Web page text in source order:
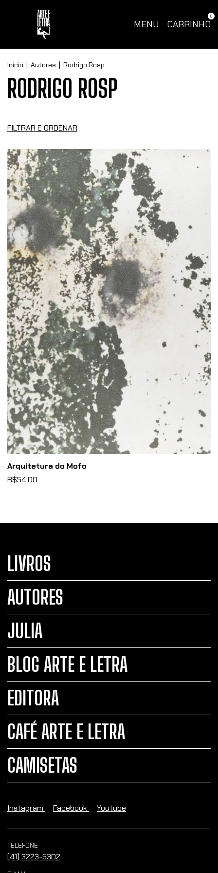
MENU CARRINHO
0
Início Autores Rodrigo Rosp
RODRIGO ROSP
FILTRAR E ORDENAR
Arquitetura do Mofo
R$54,00
LIVROS
AUTORES
JULIA
BLOG ARTE E LETRA
EDITORA
CAFÉ ARTE E LETRA
CAMISETAS
Instagram Facebook Youtube
TELEFONE
(41) 3223-5302